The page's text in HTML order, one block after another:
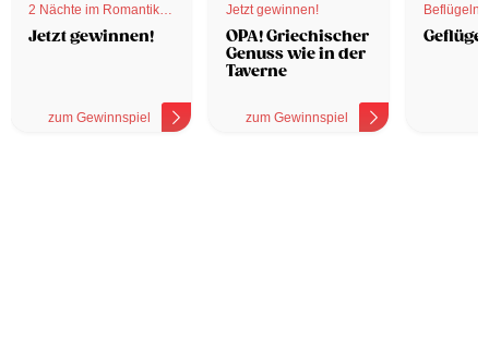
2 Nächte im Romantik
Hotel
Jetzt gewinnen!
zum Gewinnspiel
Jetzt gewinnen!
OPA! Griechischer
Genuss wie in der
Taverne
zum Gewinnspiel